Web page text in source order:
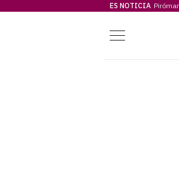
ES NOTICIA
Menú